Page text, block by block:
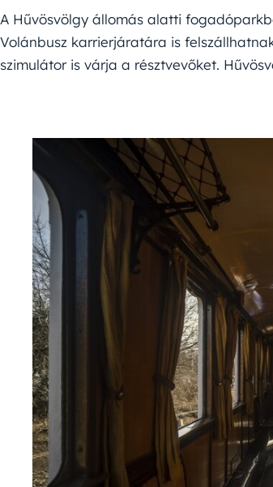
A Hűvösvölgy állomás alatti
Volánbusz karrierjáratára is
szimulátor is várja a résztvevőket.